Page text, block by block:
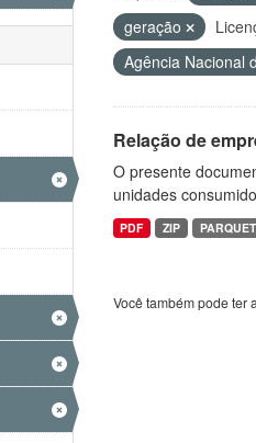
geração
Agência Nacional
Relação de
O presente
unidades
PDF ZIP PARQUET
Você também pode ter